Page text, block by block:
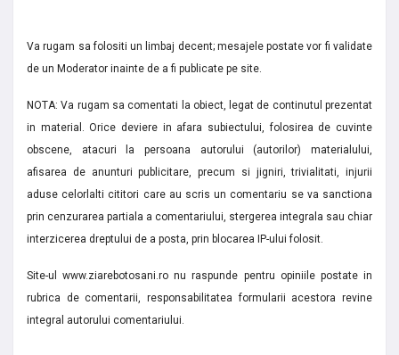
Va rugam sa folositi un limbaj decent; mesajele postate vor fi validate
de un Moderator inainte de a fi publicate pe site.
NOTA: Va rugam sa comentati la obiect, legat de continutul prezentat
in material. Orice deviere in afara subiectului, folosirea de cuvinte
obscene, atacuri la persoana autorului (autorilor) materialului,
afisarea de anunturi publicitare, precum si jigniri, trivialitati, injurii
aduse celorlalti cititori care au scris un comentariu se va sanctiona
prin cenzurarea partiala a comentariului, stergerea integrala sau chiar
interzicerea dreptului de a posta, prin blocarea IP-ului folosit.
Site-ul www.ziarebotosani.ro nu raspunde pentru opiniile postate in
rubrica de comentarii, responsabilitatea formularii acestora revine
integral autorului comentariului.